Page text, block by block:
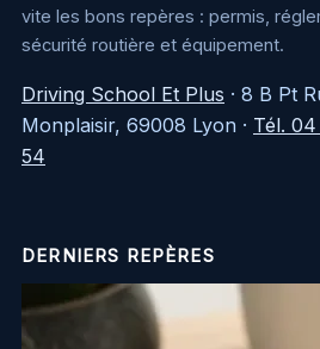
vite les bons repères : permis,
sécurité routière et équipement.
Driving School Et Plus · 8 B Pt
Monplaisir, 69008 Lyon · Tél. 04
54
DERNIERS REPÈRES